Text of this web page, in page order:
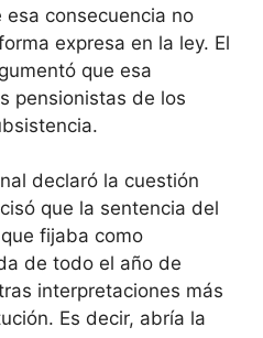
consecuencia no
expresa en la ley. El
que esa
pensionistas de los
declaró la cuestión
que la sentencia del
fijaba como
de todo el año de
interpretaciones más
Es decir, abría la